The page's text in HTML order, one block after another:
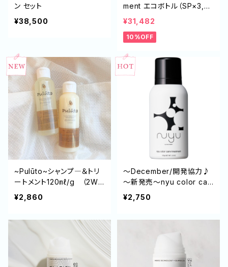
ン セット
¥38,500
ment エコボトル（SP×3,T
R×3）
¥31,482
10%OFF
~Pulūto~シャンプ―＆トリ
ートメント120㎖/g （2WE
EKトライアルセット）
¥2,860
〜December/開発協力♪
～新発売〜nyu color car
e treatment
¥2,750